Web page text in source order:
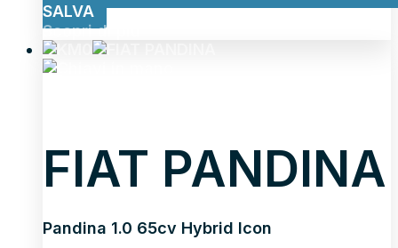
SALVA
Scopri di più
FIAT PANDINA
Pandina 1.0 65cv Hybrid Icon